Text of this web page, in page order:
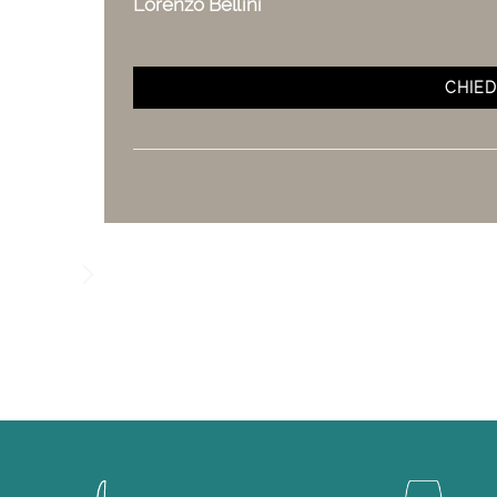
Lorenzo Bellini